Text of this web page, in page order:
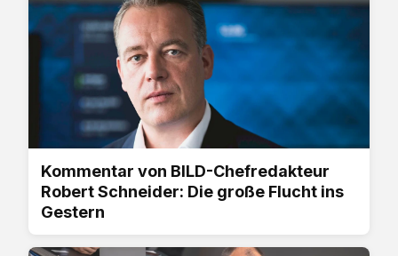
Kommentar von BILD-Chefredakteur
Robert Schneider: Die große Flucht ins
Gestern